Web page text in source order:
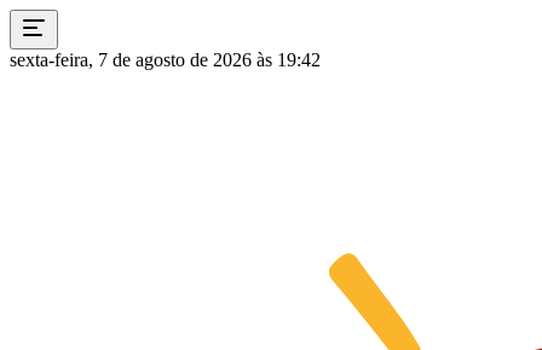
sexta-feira, 7 de agosto de 2026 às 19:42